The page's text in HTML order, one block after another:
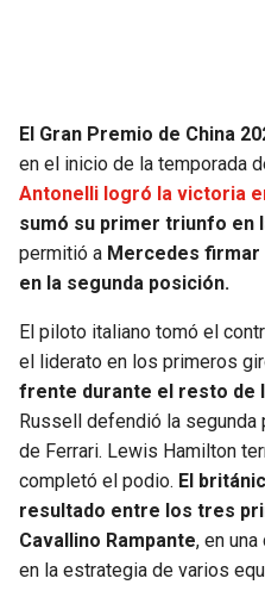
SEAHAWKS
BEARS
LIONS
PACKERS
VIKINGS
FALCONS
PANTHERS
SAINTS
PELICANS
SPURS
NUGGETS
TIMBERWOLVES
THUNDER
TRAIL BLAZERS
JAZZ
El Gran Premio de China
en el inicio de la temporada
Antonelli logró la victoria
sumó su primer triunfo en
permitió a Mercedes firmar
en la segunda posición.
El piloto italiano tomó el
el liderato en los primeros
frente durante el resto de
Russell defendió la
de Ferrari. Lewis Hamilton
completó el podio. El
resultado entre los tres
Cavallino Rampante, en
en la estrategia de varios